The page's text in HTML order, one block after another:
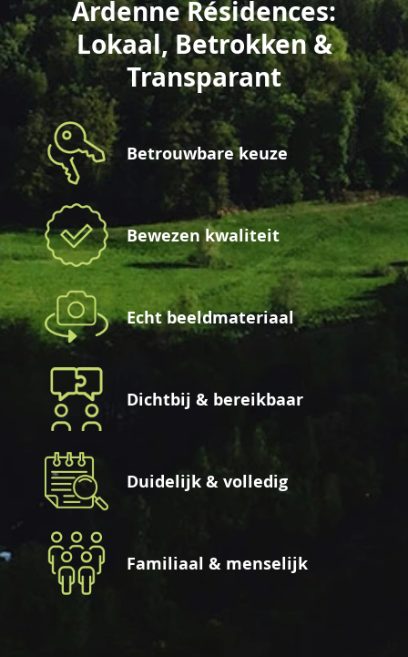
Ardenne Résidences:
Lokaal, Betrokken &
Transparant
Betrouwbare keuze
Bewezen kwaliteit
Echt beeldmateriaal
Dichtbij & bereikbaar
Duidelijk & volledig
Familiaal & menselijk